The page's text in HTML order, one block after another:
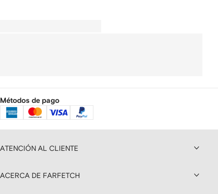
Métodos de pago
ATENCIÓN AL CLIENTE
ACERCA DE FARFETCH